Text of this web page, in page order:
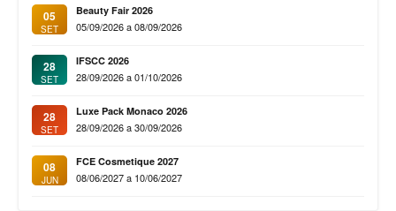
05
SET
Beauty Fair 2026
05/09/2026 a 08/09/2026
28
SET
IFSCC 2026
28/09/2026 a 01/10/2026
28
SET
Luxe Pack Monaco 2026
28/09/2026 a 30/09/2026
08
JUN
FCE Cosmetique 2027
08/06/2027 a 10/06/2027